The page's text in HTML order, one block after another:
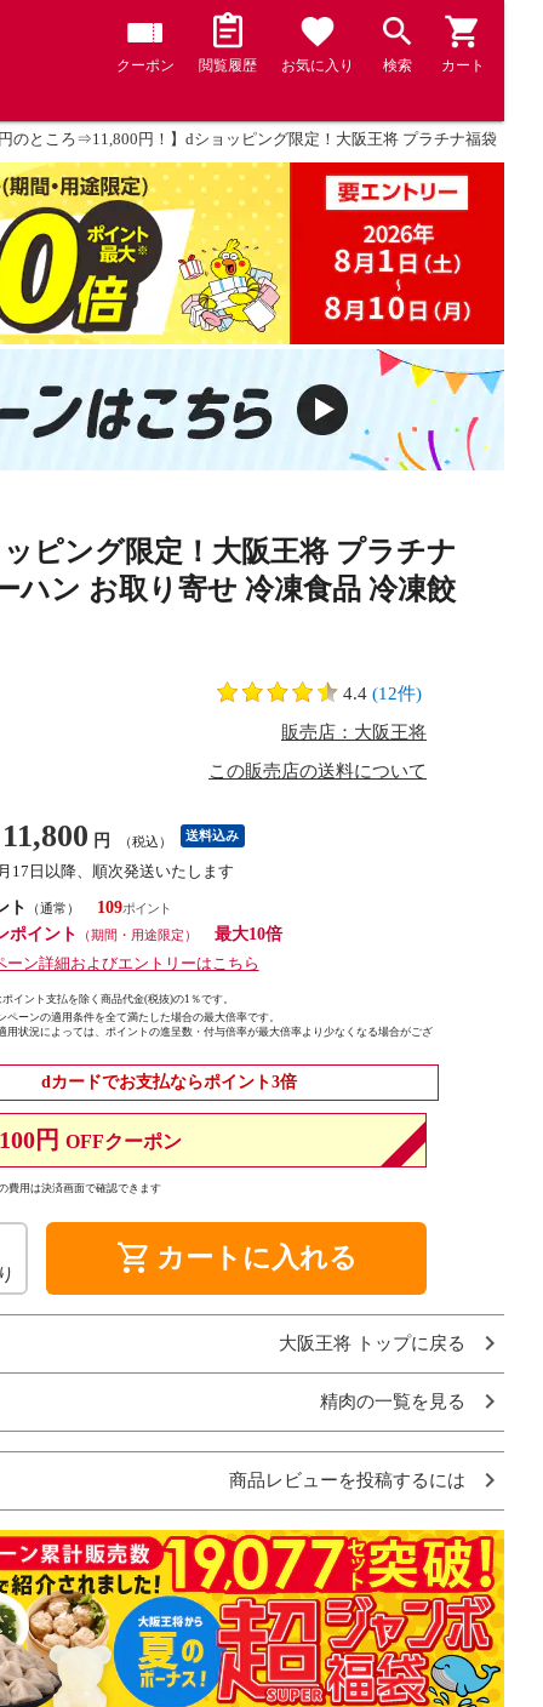
クーポン 閲覧履歴 お気に入り 検索 カート
のところ⇒11,800円！】dショッピング限定！大阪王将 プラチナ福袋 ＜
ピング限定！大阪王将 プラチナ
ハン お取り寄せ 冷凍食品 冷凍餃
4.4 (12件)
販売店：大阪王将
この販売店の送料について
11,800 円 （税込） 送料込み
17日以降、順次発送いたします
ト
（通常）
109
ポイント
（期間・用途限定）
最大10倍
ーン詳細およびエントリーはこちら
イント支払を除く商品代金(税抜)の1％です。
ペーンの適用条件を全て満たした場合の最大倍率です。
用状況によっては、ポイントの進呈数・付与倍率が最大倍率より少なくなる場合がござ
dカードでお支払ならポイント3倍
100円 OFFクーポン
費用は決済画面で確認できます
shopping_cart カートに入れる
大阪王将 トップに戻る
精肉の一覧を見る
商品レビューを投稿するには